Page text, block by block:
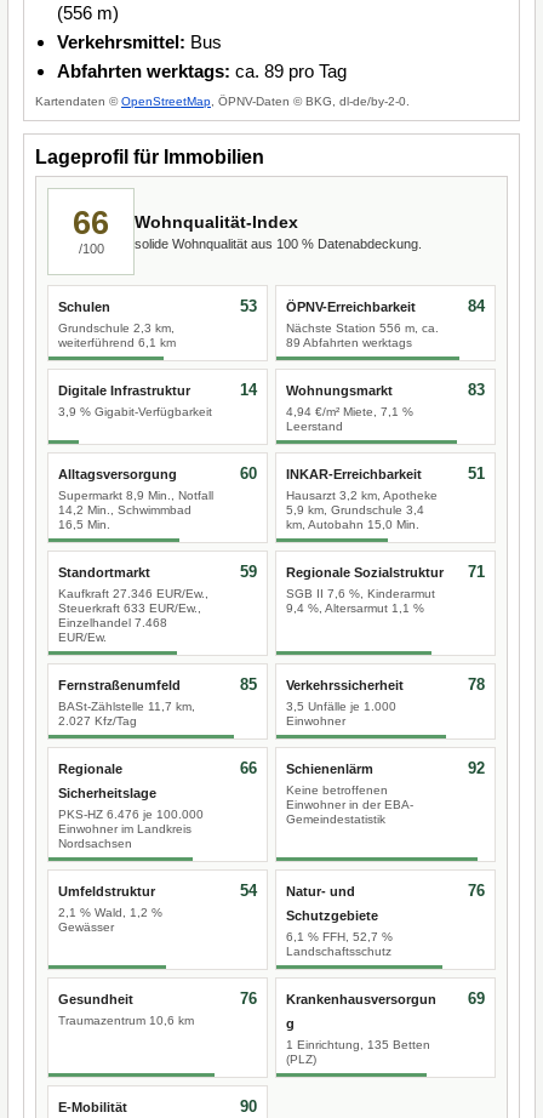
(556 m)
Verkehrsmittel: Bus
Abfahrten werktags: ca. 89 pro Tag
Kartendaten ©OpenStreetMap , ÖPNV-Daten © BKG, dl-de/by-2-0.
Lageprofil für Immobilien
66
/100
Wohnqualität-Index
solide Wohnqualität aus 100 % Datenabdeckung.
Schulen
Grundschule 2,3 km,
weiterführend 6,1 km
53 ÖPNV-Erreichbarkeit
Nächste Station 556 m, ca.
89 Abfahrten werktags
84
Digitale Infrastruktur
3,9 % Gigabit-Verfügbarkeit
14 Wohnungsmarkt
4,94 €/m² Miete, 7,1 %
Leerstand
83
Alltagsversorgung
Supermarkt 8,9 Min., Notfall
14,2 Min., Schwimmbad
16,5 Min.
60 INKAR-Erreichbarkeit
Hausarzt 3,2 km, Apotheke
5,9 km, Grundschule 3,4
km, Autobahn 15,0 Min.
51
Standortmarkt
Kaufkraft 27.346 EUR/Ew.,
Steuerkraft 633 EUR/Ew.,
Einzelhandel 7.468
EUR/Ew.
59 Regionale Sozialstruktur
SGB II 7,6 %, Kinderarmut
9,4 %, Altersarmut 1,1 %
71
Fernstraßenumfeld
BASt-Zählstelle 11,7 km,
2.027 Kfz/Tag
85 Verkehrssicherheit
3,5 Unfälle je 1.000
Einwohner
78
Regionale
Sicherheitslage
PKS-HZ 6.476 je 100.000
Einwohner im Landkreis
Nordsachsen
66 Schienenlärm
Keine betroffenen
Einwohner in der EBA-
Gemeindestatistik
92
Umfeldstruktur
2,1 % Wald, 1,2 %
Gewässer
54
Natur- und
Schutzgebiete
6,1 % FFH, 52,7 %
Landschaftsschutz
76
Gesundheit
Traumazentrum 10,6 km
76
Krankenhausversorgun
g
1 Einrichtung, 135 Betten
(PLZ)
69
E-Mobilität 90